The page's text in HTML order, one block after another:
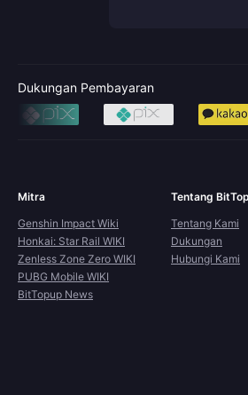
Dukungan Pembayaran
Mitra
Genshin Impact Wiki
Honkai: Star Rail WIKI
Zenless Zone Zero WIKI
PUBG Mobile WIKI
BitTopup News
Tentang
Tentang Kami
Dukungan
Hubungi Kami